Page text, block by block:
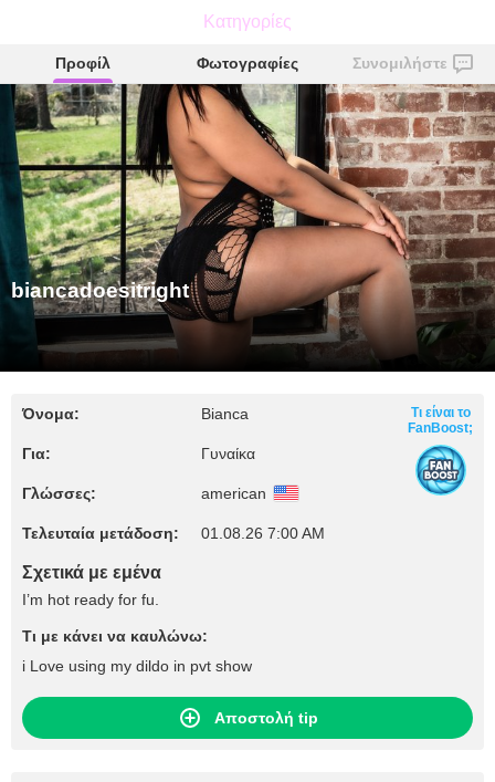
biancadoesitright
Προφίλ Φωτογραφίες Συνομιλήστε
biancadoesitright
Όνομα: Bianca
Για: Γυναίκα
Γλώσσες: american
Τελευταία μετάδοση: 01.08.26 7:00 AM
Τι είναι το
FanBoost;
Σχετικά με εμένα
I’m hot ready for fu.
Τι με κάνει να καυλώνω:
i Love using my dildo in pvt show
Αποστολή tip
Κατηγορίες